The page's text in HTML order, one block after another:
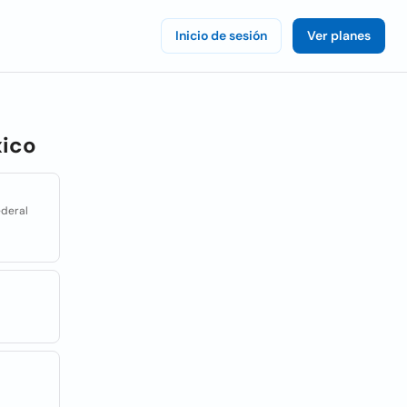
Inicio de sesión Ver planes